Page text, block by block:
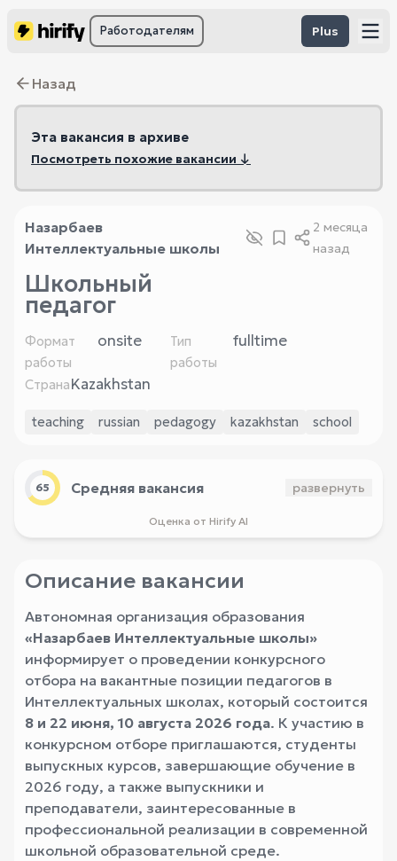
Работодателям Plus
Назад
Эта вакансия в архиве
Посмотреть похожие вакансии ↓
Назарбаев
Интеллектуальные школы
2 месяца
назад
Школьный
педагог
Формат
работы
onsite
Тип
работы
fulltime
СтранаKazakhstan
teaching russian pedagogy kazakhstan school
65 Средняя вакансия развернуть
Оценка от Hirify AI
Описание вакансии
Автономная организация образования
«Назарбаев Интеллектуальные школы»
информирует о проведении конкурсного
отбора на вакантные позиции педагогов в
Интеллектуальных школах, который состоится
8 и 22 июня, 10 августа 2026 года. К участию в
конкурсном отборе приглашаются, студенты
выпускных курсов, завершающие обучение в
2026 году, а также выпускники и
преподаватели, заинтересованные в
профессиональной реализации в современной
школьной образовательной среде.